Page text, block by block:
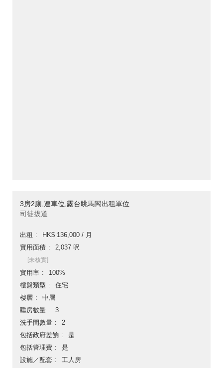
3房2廁,連車位,露台眺馬閣出租單位
司徒拔道
出租
HK$ 136,000 / 月
實用面積
2,037 呎
[未核實]
實用率
100%
樓盤類型
住宅
樓層
中層
睡房數量
3
洗手間數量
2
包括政府差餉
是
包括管理費
是
設施／配套
工人房